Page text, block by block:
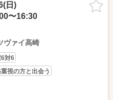
日)
〜16:30
ヴァイ高崎
対6
視の方と出会う